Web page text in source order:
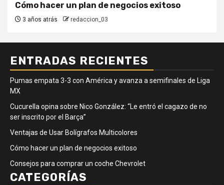
Cómo hacer un plan de negocios exitoso
3 años atrás redaccion_03
ENTRADAS RECIENTES
Pumas empata 3-3 con América y avanza a semifinales de Liga
MX
Cucurella opina sobre Nico González: “Le entró el cagazo de no
ser inscrito por el Barça”
Ventajas de Usar Bolígrafos Multicolores
Cómo hacer un plan de negocios exitoso
Consejos para comprar un coche Chevrolet
CATEGORÍAS